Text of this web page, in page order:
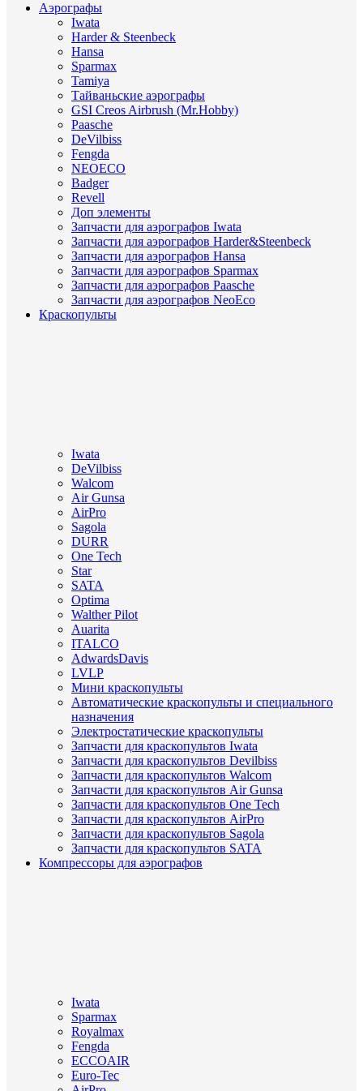
Аэрографы
Iwata
Harder & Steenbeck
Hansa
Sparmax
Tamiya
Тайваньские аэрографы
GSI Creos Airbrush (Mr.Hobby)
Paasche
DeVilbiss
Fengda
NEOECO
Badger
Revell
Доп элементы
Запчасти для аэрографов Iwata
Запчасти для аэрографов Harder&Steenbeck
Запчасти для аэрографов Hansa
Запчасти для аэрографов Sparmax
Запчасти для аэрографов Paasche
Запчасти для аэрографов NeoEco
Краскопульты
Iwata
DeVilbiss
Walcom
Air Gunsa
AirPro
Sagola
DURR
One Tech
Star
SATA
Optima
Walther Pilot
Auarita
ITALCO
AdwardsDavis
LVLP
Мини краскопульты
Автоматические краскопульты и специального
назначения
Электростатические краскопульты
Запчасти для краскопультов Iwata
Запчасти для краскопультов Devilbiss
Запчасти для краскопультов Walcom
Запчасти для краскопультов Air Gunsa
Запчасти для краскопультов One Tech
Запчасти для краскопультов AirPro
Запчасти для краскопультов Sagola
Запчасти для краскопультов SATA
Компрессоры для аэрографов
Iwata
Sparmax
Royalmax
Fengda
ECCOAIR
Euro-Tec